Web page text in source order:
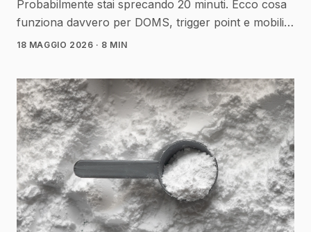
Probabilmente stai sprecando 20 minuti. Ecco cosa
funziona davvero per DOMS, trigger point e mobilità
— e cosa puoi eliminare.
18 MAGGIO 2026 · 8 MIN